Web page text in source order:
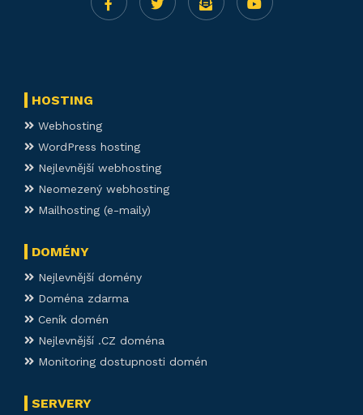
HOSTING
Webhosting
WordPress hosting
Nejlevnější webhosting
Neomezený webhosting
Mailhosting (e-maily)
DOMÉNY
Nejlevnější domény
Doména zdarma
Ceník domén
Nejlevnější .CZ doména
Monitoring dostupnosti domén
SERVERY